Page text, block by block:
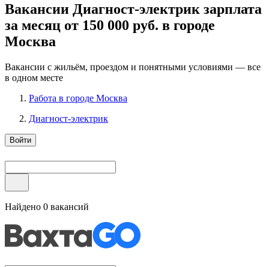
Вакансии Диагност-электрик зарплата
за месяц от 150 000 руб. в городе
Москва
Вакансии с жильём, проездом и понятными условиями — все
в одном месте
Работа в городе Москва
Диагност-электрик
Войти
Найдено 0 вакансий